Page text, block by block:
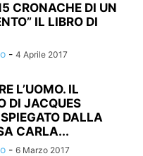
CRONACHE DI UN
IL LIBRO DI
- 4 Aprile 2017
L’UOMO. IL
DI JACQUES
DALLA
CARLA...
- 6 Marzo 2017